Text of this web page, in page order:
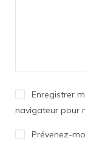
Enregistrer
navigateur pour
Prévenez-